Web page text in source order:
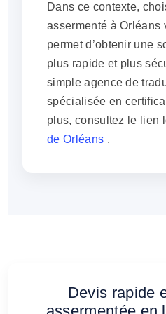
Dans ce contexte,
assermenté à Orléans
permet d’obtenir une
plus rapide et plus
simple agence de
spécialisée en
plus, consultez le lien
de Orléans .
Devis rapide